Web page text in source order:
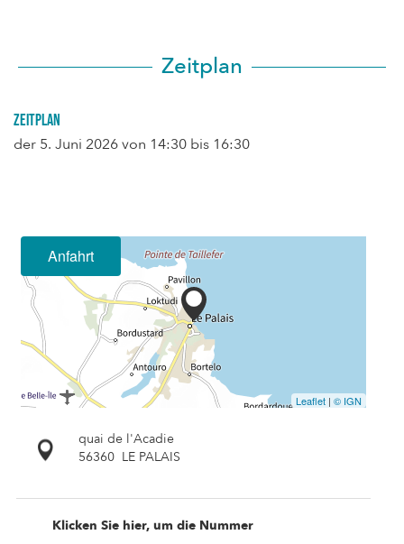
Zeitplan
Zeitplan
der 5. Juni 2026von 14:30 bis 16:30
Anfahrt
Leaflet | © IGN
quai de l'Acadie
56360 LE PALAIS
Klicken Sie hier, um die Nummer